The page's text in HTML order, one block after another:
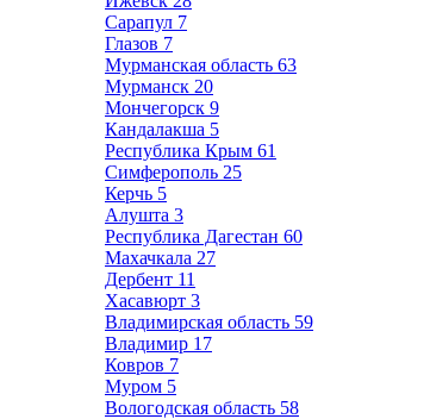
Сарапул 7
Глазов 7
Мурманская область 63
Мурманск 20
Мончегорск 9
Кандалакша 5
Республика Крым 61
Симферополь 25
Керчь 5
Алушта 3
Республика Дагестан 60
Махачкала 27
Дербент 11
Хасавюрт 3
Владимирская область 59
Владимир 17
Ковров 7
Муром 5
Вологодская область 58